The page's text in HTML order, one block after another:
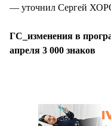
— уточнил Сергей
ГС_изменения в
апреля 3 000 знаков